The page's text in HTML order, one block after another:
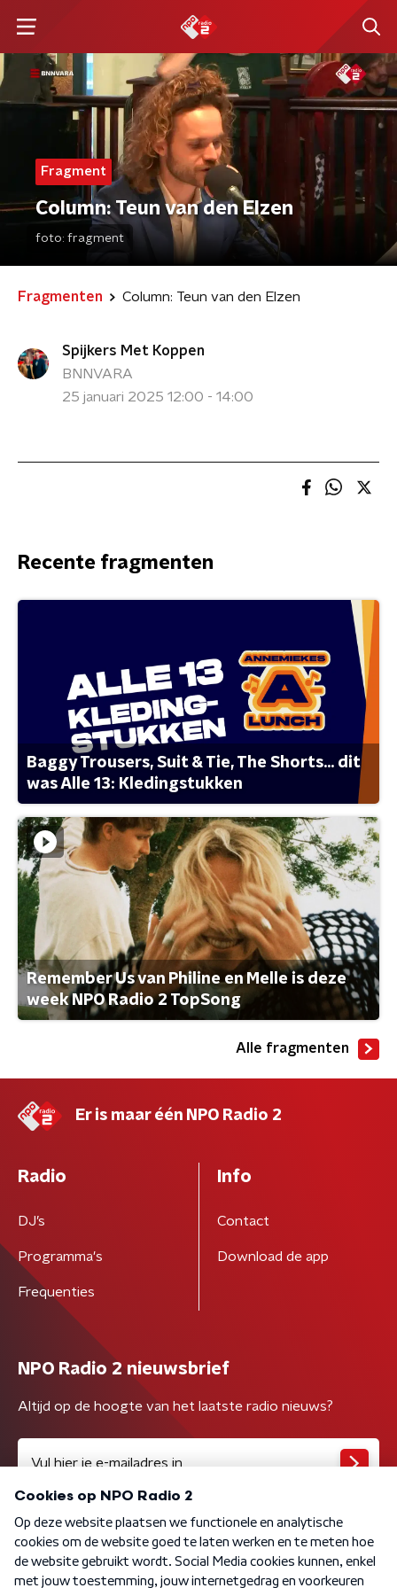
Fragment
Column: Teun van den Elzen
foto: fragment
Fragmenten Column: Teun van den Elzen
Spijkers Met Koppen
BNNVARA
25 januari 2025 12:00 - 14:00
Recente fragmenten
Baggy Trousers, Suit & Tie, The Shorts... dit
was Alle 13: Kledingstukken
Remember Us van Philine en Melle is deze
week NPO Radio 2 TopSong
Alle fragmenten
Er is maar één NPO Radio 2
Radio
DJ’s
Programma's
Frequenties
Info
Contact
Download de app
NPO Radio 2 nieuwsbrief
Altijd op de hoogte van het laatste radio nieuws?
Algemene voorwaarden